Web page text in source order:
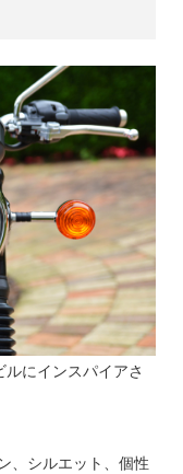
にインスパイアさ
、シルエット、個性